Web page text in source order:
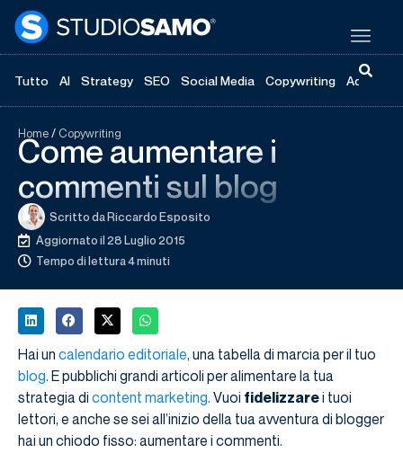
Tutto AI Strategy SEO Social Media Copywriting
Home/ Copywriting
Come aumentare i
commenti sul blog
Scritto daRiccardo Esposito
Aggiornato il 28 Luglio 2015
Tempo di lettura 4 minuti
Hai un calendario editoriale, una tabella di marcia per il tuo
blog. E pubblichi grandi articoli per alimentare la tua
strategia di content marketing. Vuoi fidelizzarei tuoi
lettori, e anche se sei all’inizio della tua avventura di blogger
hai un chiodo fisso: aumentare i commenti.